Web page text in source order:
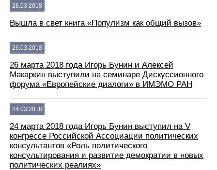
28.03.2018
Вышла в свет книга «Популизм как общий вызов»
26.03.2018
26 марта 2018 года Игорь Бунин и Алексей
Макаркин выступили на семинаре Дискуссионного
форума «Европейские диалоги» в ИМЭМО РАН
24.03.2018
24 марта 2018 года Игорь Бунин выступил на V
конгрессе Российской Ассоциации политических
консультантов «Роль политического
консультирования и развитие демократии в новых
политических реалиях»